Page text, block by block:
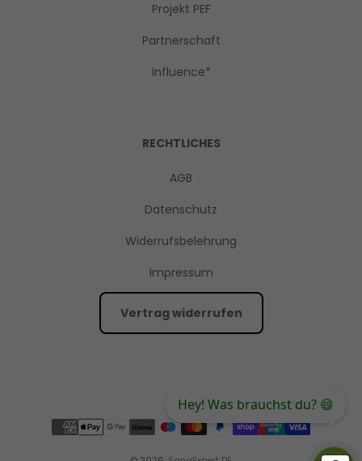
Projekt PEF
Partnerschaft
Influence*
RECHTLICHES
AGB
Datenschutz
Widerrufsbelehrung
Impressum
Vertrag widerrufen
Hey! Was brauchst du? 😄